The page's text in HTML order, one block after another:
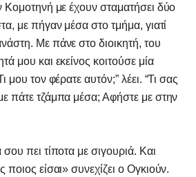
Κομοτηνή με έχουν σταματήσει δύο
με πήγαν μέσα στο τμήμα, γιατί
Με πάνε στο διοικητή, του
μου και εκείνος κοιτούσε μία
μου τον φέρατε αυτόν;” λέει. “Τι σας
πάτε τζάμπα μέσα; Αφήστε με στην
σου πει τίποτα με σιγουριά. Και
ποιος είσαι» συνεχίζει ο Ογκιούν.